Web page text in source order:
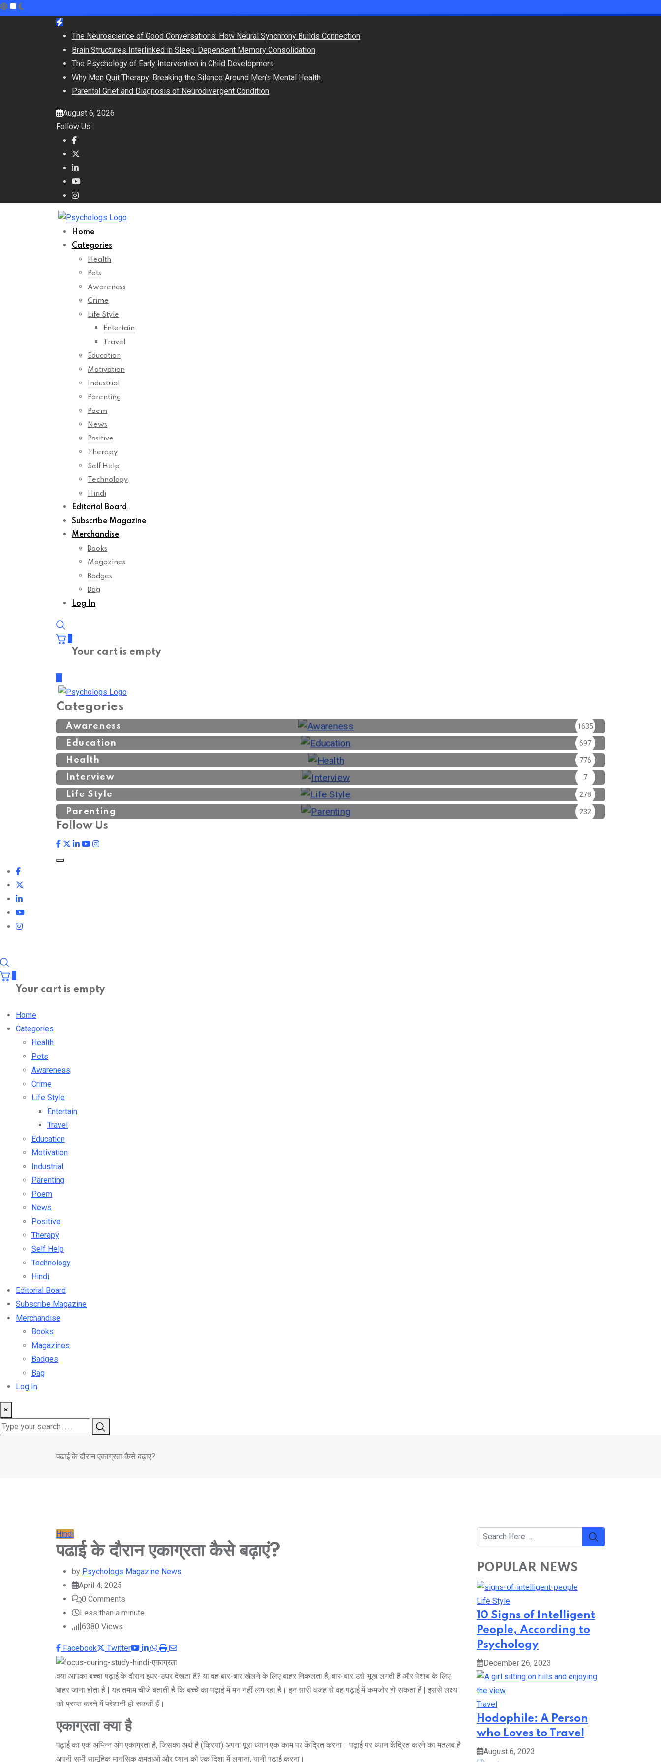
The Neuroscience of Good Conversations: How Neural Synchrony Builds Connection
Brain Structures Interlinked in Sleep-Dependent Memory Consolidation
The Psychology of Early Intervention in Child Development
Why Men Quit Therapy: Breaking the Silence Around Men’s Mental Health
Parental Grief and Diagnosis of Neurodivergent Condition
August 6, 2026
Follow Us :
Home
Categories
Health
Pets
Awareness
Crime
Life Style
Entertain
Travel
Education
Motivation
Industrial
Parenting
Poem
News
Positive
Therapy
Self Help
Technology
Hindi
Editorial Board
Subscribe Magazine
Merchandise
Books
Magazines
Badges
Bag
Log In
Your cart is empty
Categories
Awareness 1635
Education 697
Health 776
Interview 7
Life Style 278
Parenting 232
Follow Us
Your cart is empty
Home
Categories
Health
Pets
Awareness
Crime
Life Style
Entertain
Travel
Education
Motivation
Industrial
Parenting
Poem
News
Positive
Therapy
Self Help
Technology
Hindi
Editorial Board
Subscribe Magazine
Merchandise
Books
Magazines
Badges
Bag
Log In
×
पढाई के दौरान एकाग्रता कैसे बढ़ाएं?
Hindi
पढाई के दौरान एकाग्रता कैसे बढ़ाएं?
by Psychologs Magazine News
April 4, 2025
0 Comments
Less than a minute
6380 Views
Facebook Twitter Youtube
LinkedIn
Whatsapp
PrintShare
via
Email
क्या आपका बच्चा पढ़ाई के दौरान इधर-उधर देखता है? या वह बार-बार खेलने के लिए बाहर निकलता है, बार-बार उसे भूख लगती है और पेशाब के लिए
बाहर जाना होता है | यह तमाम चीजे बताती है कि बच्चे का पढ़ाई में मन नहीं लग रहा है। इन सारी वजह से वह पढ़ाई में कमजोर हो सकता हैं | इससे लक्ष्य
को प्राप्त करने में परेशानी हो सकती हैं।
एकाग्रता क्या है
पढ़ाई का एक अभिन्न अंग एकाग्रता है, जिसका अर्थ है (क्रिया) अपना पूरा ध्यान एक काम पर केंद्रित करना। पढ़ाई पर ध्यान केंद्रित करने का मतलब है
अपनी सभी सामूहिक मानसिक क्षमताओं और ध्यान को एक दिशा में लगाना, यानी पढ़ाई करना।
POPULAR NEWS
Life Style
10 Signs of Intelligent
People, According to
Psychology
December 26, 2023
Travel
Hodophile: A Person
who Loves to Travel
August 6, 2023